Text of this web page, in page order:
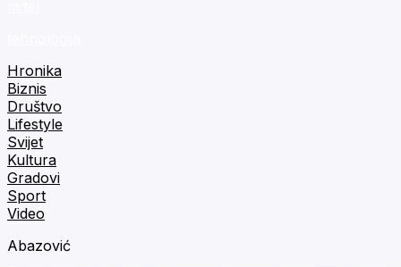
Hronika
Biznis
Društvo
Lifestyle
Svijet
Kultura
Gradovi
Sport
Video
Abazović